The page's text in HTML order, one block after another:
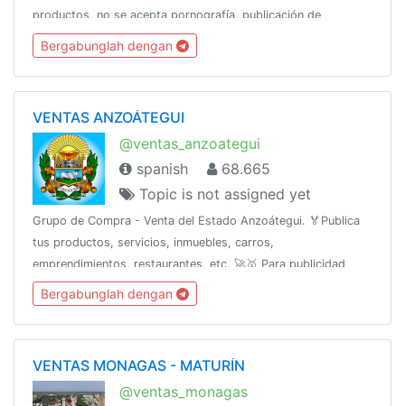
productos, no se acepta pornografía, publicación de
productos robados, SPAMCanal oficial:👇👇👇👇
@DiscoverChannelPara más: @DiscoverInfo_bot
Bergabunglah dengan
VENTAS ANZOÁTEGUI
@ventas_anzoategui
spanish
68.665
Topic is not assigned yet
Grupo de Compra - Venta del Estado Anzoátegui. 🏅Publica
tus productos, servicios, inmuebles, carros,
emprendimientos, restaurantes, etc. 🚀🥇 Para publicidad
escribe al ejecutivo de ventas 👉 @Anzve
Bergabunglah dengan
VENTAS MONAGAS - MATURÍN
@ventas_monagas